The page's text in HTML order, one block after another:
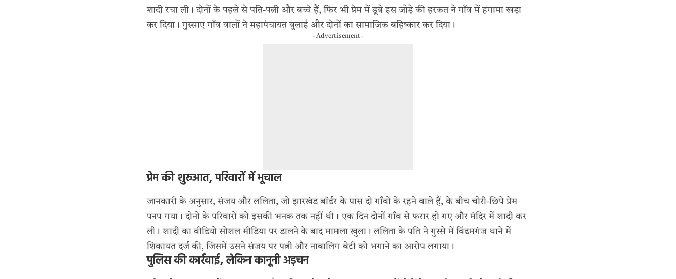
शादी रचा ली। दोनों के पहले से पति-पत्नी और बच्चे हैं, फिर भी प्रेम में डूबे इस जोड़े की हरकत ने गाँव में हंगामा खड़ा
कर दिया। गुस्साए गाँव वालों ने महापंचायत बुलाई और दोनों का सामाजिक बहिष्कार कर दिया।
- Advertisement -
प्रेम की शुरुआत, परिवारों में भूचाल
जानकारी के अनुसार, संजय और ललिता, जो झारखंड बॉर्डर के पास दो गाँवों के रहने वाले हैं, के बीच चोरी-छिपे प्रेम
पनप गया। दोनों के परिवारों को इसकी भनक तक नहीं थी। एक दिन दोनों गाँव से फरार हो गए और मंदिर में शादी कर
ली। शादी का वीडियो सोशल मीडिया पर डालने के बाद मामला खुला। ललिता के पति ने गुस्से में विंढमगंज थाने में
शिकायत दर्ज की, जिसमें उसने संजय पर पत्नी और नाबालिग बेटी को भगाने का आरोप लगाया।
पुलिस की कार्रवाई, लेकिन कानूनी अड़चन